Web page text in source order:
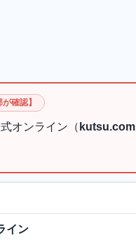
確認】
オンライン（ kutsu.com
イン